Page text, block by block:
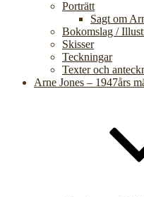
Porträtt
Sagt om
Bokomslag /
Skisser
Teckningar
Texter och
Arne Jones – 1947års